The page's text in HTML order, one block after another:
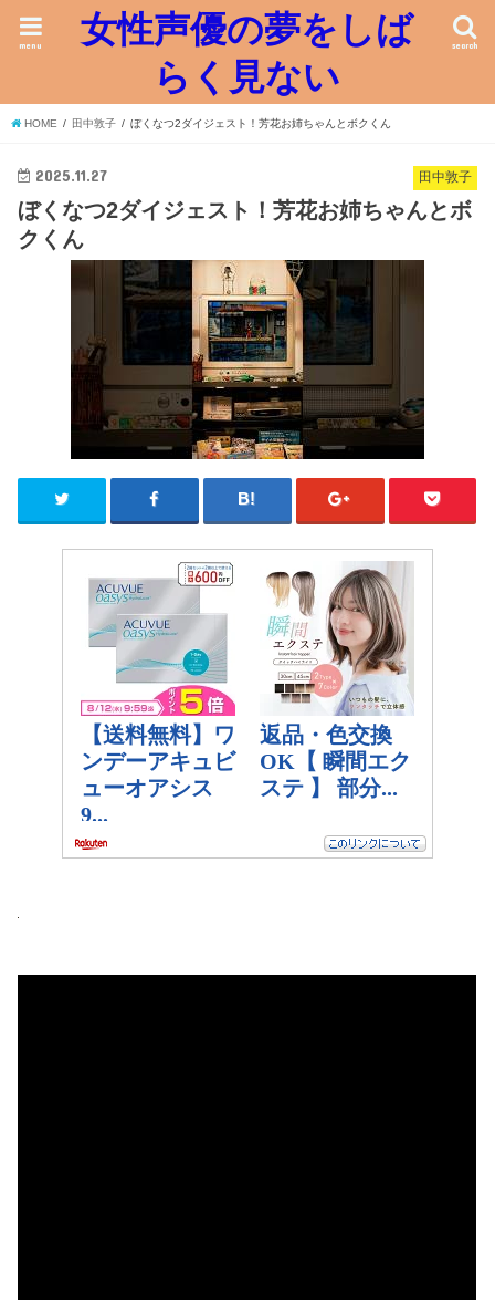
女性声優の夢をしば
らく見ない
search
menu
HOME 田中敦子 ぼくなつ2ダイジェスト！芳花お姉ちゃんとボクくん
田中敦子
2025.11.27
ぼくなつ2ダイジェスト！芳花お姉ちゃんとボ
クくん